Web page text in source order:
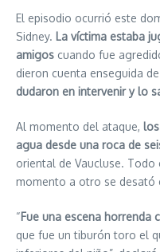
El episodio ocurrió este
Sidney. La víctima estaba
amigos cuando fue
dieron cuenta enseguida
dudaron en intervenir y lo
Al momento del ataque,
agua desde una roca de
oriental de Vaucluse. Todo
momento a otro se desató
“Fue una escena horrenda
que fue un tiburón toro el